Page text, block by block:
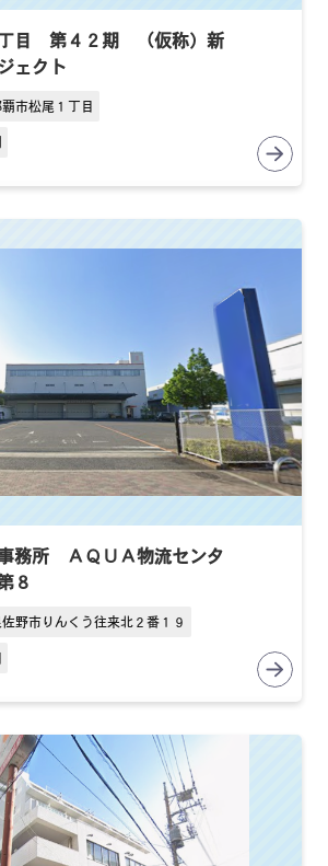
丁目 第４２期 （仮称）新
ェクト
市松尾１丁目
務所 ＡＱＵＡ物流センタ
８
野市りんくう往来北２番１９